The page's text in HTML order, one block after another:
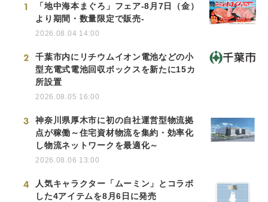
1
「地中海本まぐろ」フェア-8月7日（金）
より期間・数量限定で販売-
2026.08.04 14:00
2
千葉市内にリチウムイオン電池などの小
型充電式電池回収ボックスを新たに15カ
所設置
2026.08.05 16:00
3
神奈川県厚木市に初の自社運営型物流拠
点が稼働～住宅資材物流を集約・効率化
し物流ネットワークを最適化～
2026.08.06 13:00
4
人気キャラクター「ムーミン」とコラボ
した4アイテムを8月6日に発売